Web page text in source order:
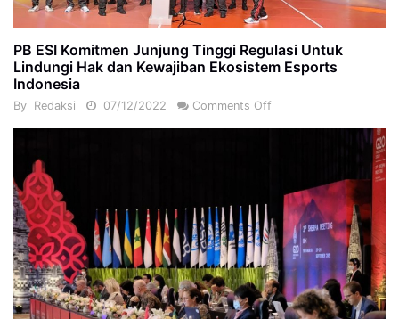
PB ESI Komitmen Junjung Tinggi Regulasi Untuk
Lindungi Hak dan Kewajiban Ekosistem Esports
Indonesia
By Redaksi 07/12/2022 Comments Off